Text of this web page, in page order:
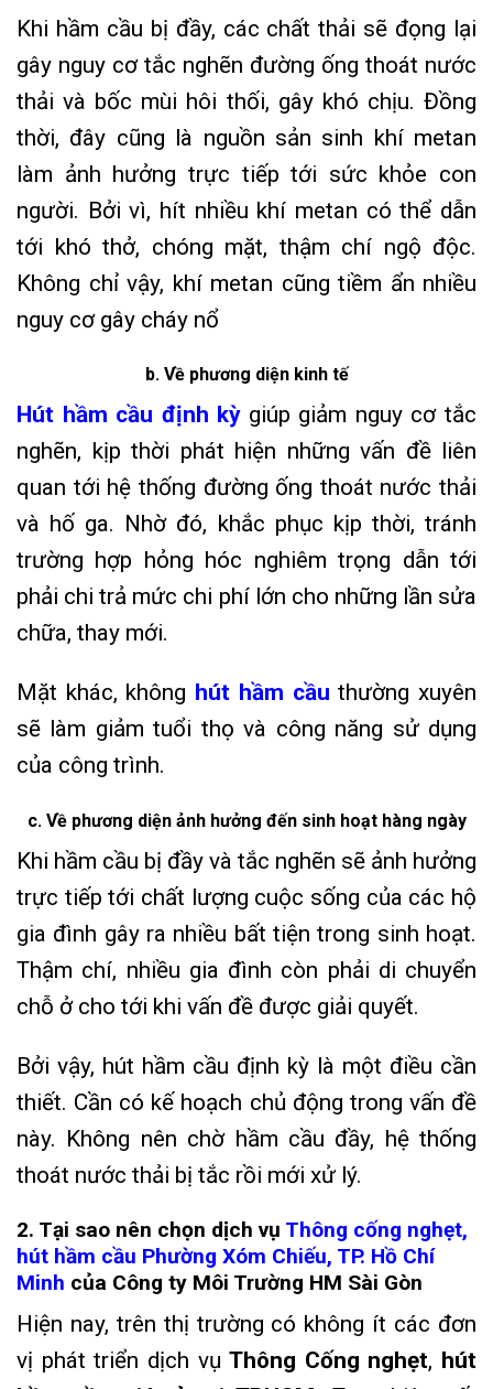
Khi hầm cầu bị đầy, các chất thải sẽ đọng lại
gây nguy cơ tắc nghẽn đường ống thoát nước
thải và bốc mùi hôi thối, gây khó chịu. Đồng
thời, đây cũng là nguồn sản sinh khí metan
làm ảnh hưởng trực tiếp tới sức khỏe con
người. Bởi vì, hít nhiều khí metan có thể dẫn
tới khó thở, chóng mặt, thậm chí ngộ độc.
Không chỉ vậy, khí metan cũng tiềm ẩn nhiều
nguy cơ gây cháy nổ
b. Về phương diện kinh tế
Hút hầm cầu định kỳgiúp giảm nguy cơ tắc
nghẽn, kịp thời phát hiện những vấn đề liên
quan tới hệ thống đường ống thoát nước thải
và hố ga. Nhờ đó, khắc phục kịp thời, tránh
trường hợp hỏng hóc nghiêm trọng dẫn tới
phải chi trả mức chi phí lớn cho những lần sửa
chữa, thay mới.
Mặt khác, không hút hầm cầu thường xuyên
sẽ làm giảm tuổi thọ và công năng sử dụng
của công trình.
c. Về phương diện ảnh hưởng đến sinh hoạt hàng ngày
Khi hầm cầu bị đầy và tắc nghẽn sẽ ảnh hưởng
trực tiếp tới chất lượng cuộc sống của các hộ
gia đình gây ra nhiều bất tiện trong sinh hoạt.
Thậm chí, nhiều gia đình còn phải di chuyển
chỗ ở cho tới khi vấn đề được giải quyết.
Bởi vậy, hút hầm cầu định kỳ là một điều cần
thiết. Cần có kế hoạch chủ động trong vấn đề
này. Không nên chờ hầm cầu đầy, hệ thống
thoát nước thải bị tắc rồi mới xử lý.
2. Tại sao nên chọn dịch vụ Thông cống nghẹt,
hút hầm cầu Phường Xóm Chiếu, TP. Hồ Chí
Minh của Công ty Môi Trường HM Sài Gòn
Hiện nay, trên thị trường có không ít các đơn
vị phát triển dịch vụThông Cống nghẹt, hút